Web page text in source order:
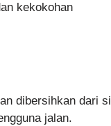
kekokohan
dibersihkan dari
jalan.